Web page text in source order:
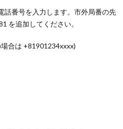
話番号を入力します。市外局番の先
を追加してください。
合は +81901234xxxx)